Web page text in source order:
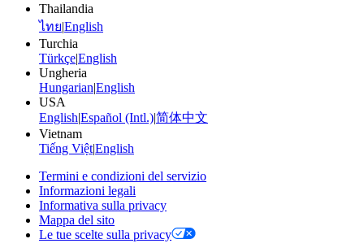
Thailandia
ไทย|English
Turchia
Türkçe|English
Ungheria
Hungarian|English
USA
English|Español (Intl.)|简体中文
Vietnam
Tiếng Việt|English
Termini e condizioni del servizio
Informazioni legali
Informativa sulla privacy
Mappa del sito
Le tue scelte sulla privacy